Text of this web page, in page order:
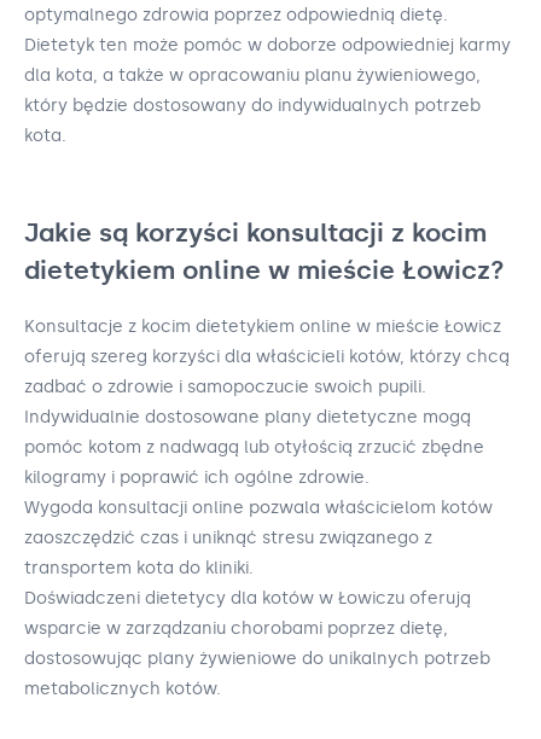
optymalnego zdrowia poprzez odpowiednią dietę.
Dietetyk ten może pomóc w doborze odpowiedniej karmy
dla kota, a także w opracowaniu planu żywieniowego,
który będzie dostosowany do indywidualnych potrzeb
kota.
Jakie są korzyści konsultacji z kocim
dietetykiem online w mieście Łowicz?
Konsultacje z kocim dietetykiem online w mieście Łowicz
oferują szereg korzyści dla właścicieli kotów, którzy chcą
zadbać o zdrowie i samopoczucie swoich pupili.
Indywidualnie dostosowane plany dietetyczne mogą
pomóc kotom z nadwagą lub otyłością zrzucić zbędne
kilogramy i poprawić ich ogólne zdrowie.
Wygoda konsultacji online pozwala właścicielom kotów
zaoszczędzić czas i uniknąć stresu związanego z
transportem kota do kliniki.
Doświadczeni dietetycy dla kotów w Łowiczu oferują
wsparcie w zarządzaniu chorobami poprzez dietę,
dostosowując plany żywieniowe do unikalnych potrzeb
metabolicznych kotów.